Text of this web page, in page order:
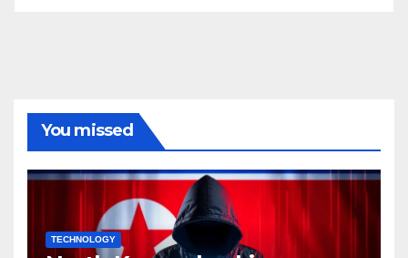
You missed
TECHNOLOGY